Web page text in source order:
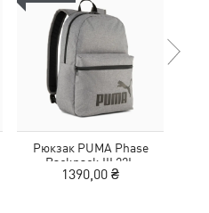
Рюкзак PUMA Phase
Backpack III 22L
1390,00 ₴